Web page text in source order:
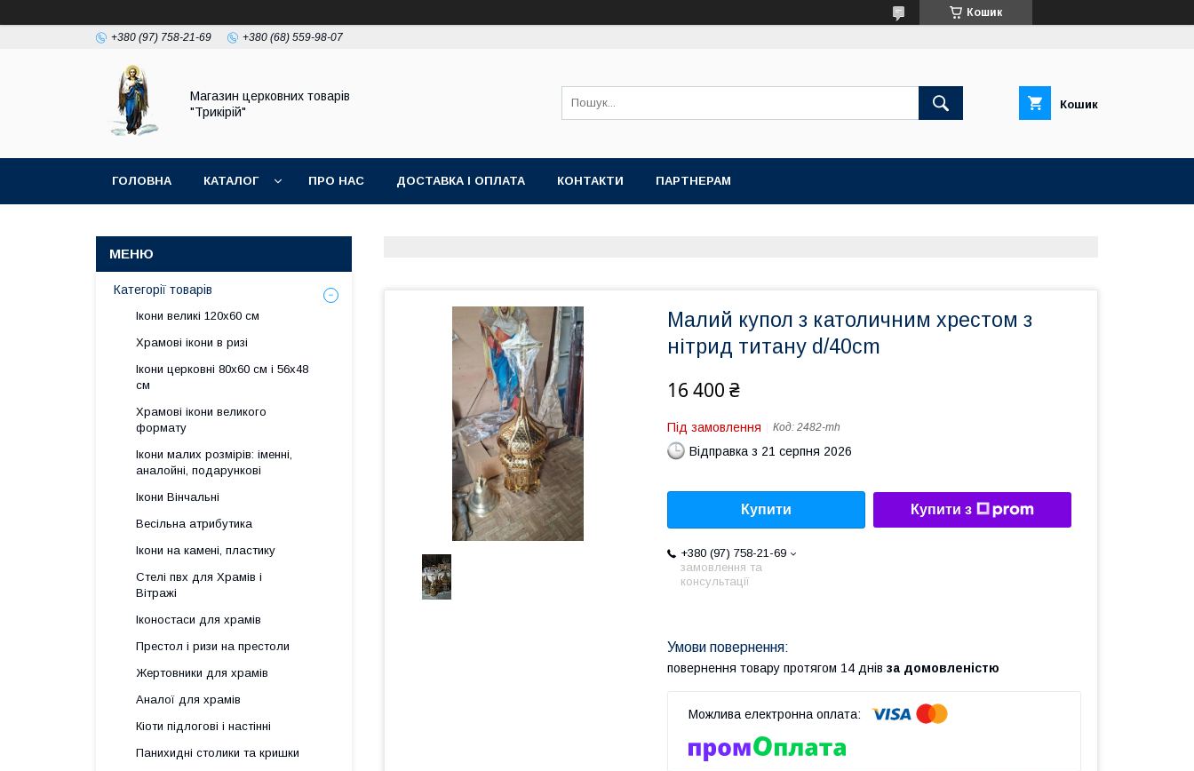
Кошик
+380 (97) 758-21-69 +380 (68) 559-98-07
Магазин церковних товарів
"Трикірій"
Кошик
ГОЛОВНА КАТАЛОГ ПРО НАС ДОСТАВКА І ОПЛАТА КОНТАКТИ ПАРТНЕРАМ
Малий купол з католичним хрестом з
нітрид титану d/40cm
16 400 ₴
Під замовлення Код: 2482-mh
Відправка з 21 серпня 2026
Купити Купити з
+380 (97) 758-21-69
замовлення та
консультації
повернення товару протягом 14 днів за домовленістю
Категорії товарів
Ікони великі 120х60 см
Храмові ікони в ризі
Ікони церковні 80х60 см і 56х48
см
Храмові ікони великого
формату
Ікони малих розмірів: іменні,
аналойні, подарункові
Ікони Вінчальні
Весільна атрибутика
Ікони на камені, пластику
Стелі пвх для Храмів і
Вітражі
Іконостаси для храмів
Престол і ризи на престоли
Жертовники для храмів
Аналої для храмів
Кіоти підлогові і настінні
Панихидні столики та кришки